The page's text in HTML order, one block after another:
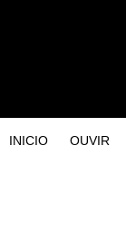
INICIO OUVIR